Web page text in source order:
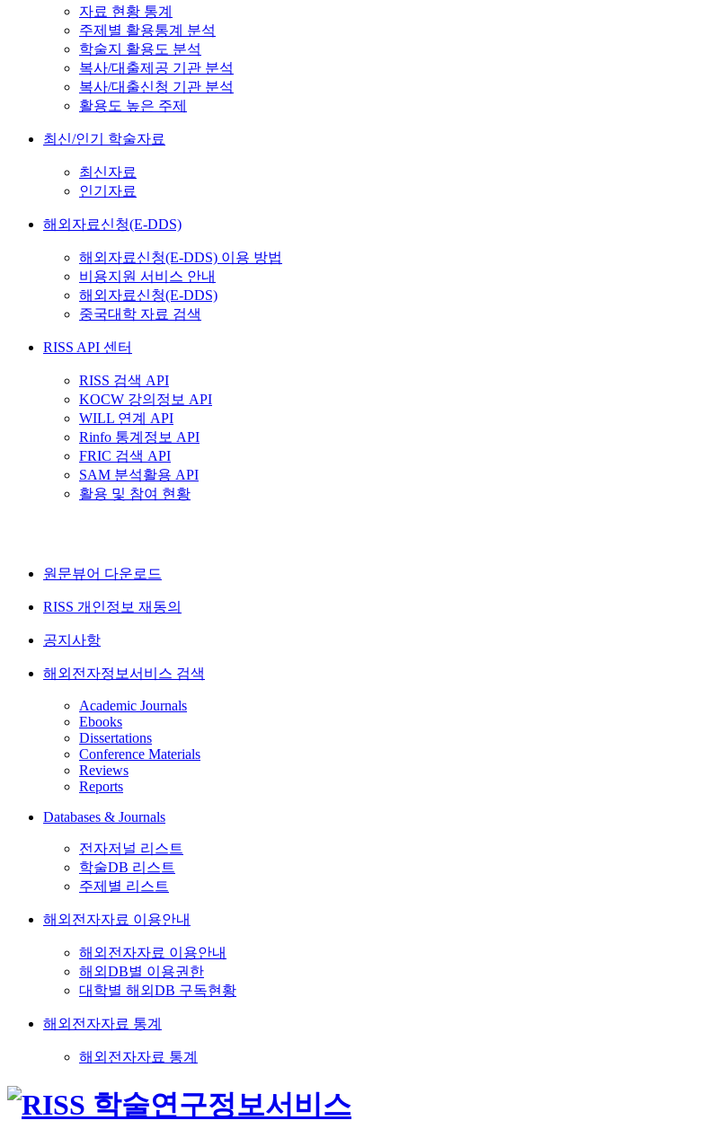
자료 현황 통계
주제별 활용통계 분석
학술지 활용도 분석
복사/대출제공 기관 분석
복사/대출신청 기관 분석
활용도 높은 주제
최신/인기 학술자료
최신자료
인기자료
해외자료신청(E-DDS)
해외자료신청(E-DDS) 이용 방법
비용지원 서비스 안내
해외자료신청(E-DDS)
중국대학 자료 검색
RISS API 센터
RISS 검색 API
KOCW 강의정보 API
WILL 연계 API
Rinfo 통계정보 API
FRIC 검색 API
SAM 분석활용 API
활용 및 참여 현황
원문뷰어 다운로드
RISS 개인정보 재동의
공지사항
해외전자정보서비스 검색
Academic Journals
Ebooks
Dissertations
Conference Materials
Reviews
Reports
Databases & Journals
전자저널 리스트
학술DB 리스트
주제별 리스트
해외전자자료 이용안내
해외전자자료 이용안내
해외DB별 이용권한
대학별 해외DB 구독현황
해외전자자료 통계
해외전자자료 통계